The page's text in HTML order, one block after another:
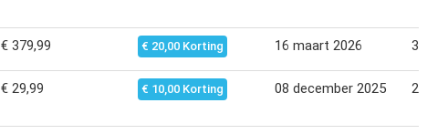
€ 379,99 € 20,00 Korting 16 maart 2026 31
€ 29,99 € 10,00 Korting 08 december 2025 21